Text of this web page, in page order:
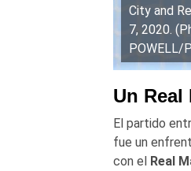
City and
7, 2020.
POWELL/
Un Real
El partido
fue un
con el Real